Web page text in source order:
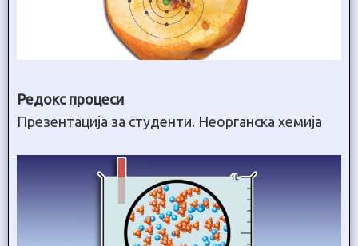
Редокс процеси
Презентација за студенти. Неорганска хемија